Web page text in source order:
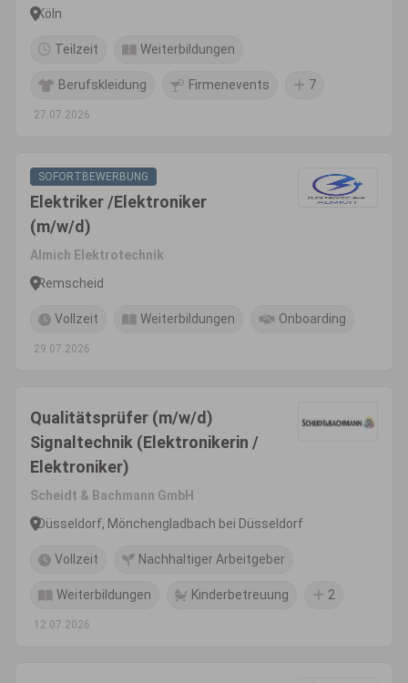
Köln
Teilzeit Weiterbildungen
Berufskleidung Firmenevents 7
27.07.2026
SOFORTBEWERBUNG
Elektriker /Elektroniker
(m/w/d)
Almich Elektrotechnik
Remscheid
Vollzeit Weiterbildungen Onboarding
29.07.2026
Qualitätsprüfer (m/w/d)
Signaltechnik (Elektronikerin /
Elektroniker)
Scheidt & Bachmann GmbH
Düsseldorf, Mönchengladbach bei Düsseldorf
Vollzeit Nachhaltiger Arbeitgeber
Weiterbildungen Kinderbetreuung 2
12.07.2026